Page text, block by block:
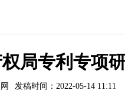
局专利专项
发稿时间：2022-05-14 11:11